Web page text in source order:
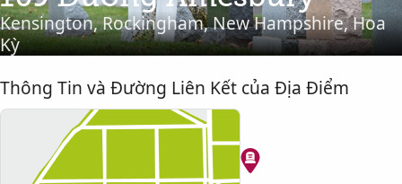
Kensington, Rockingham, New Hampshire, Hoa
Kỳ
Thông Tin và Đường Liên Kết của Địa Điểm